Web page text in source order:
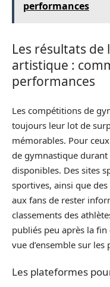
performances
Les résultats
artistique :
performances
Les compétitions de
toujours leur lot de
mémorables. Pour
de gymnastique durant
disponibles. Des sites
sportives, ainsi que
aux fans de rester
classements des
publiés peu après la
vue d’ensemble sur
Les plateformes